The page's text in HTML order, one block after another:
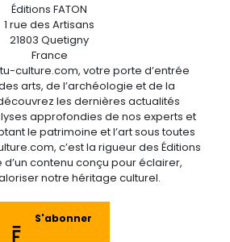
Éditions FATON
1 rue des Artisans
21803 Quetigny
France
culture.com, votre porte d’entrée
arts, de l’archéologie et de la
les dernières actualités
approfondies de nos experts et
le patrimoine et l’art sous toutes
c’est la rigueur des Éditions
d’un contenu conçu pour éclairer,
notre héritage culturel.
S'abonner